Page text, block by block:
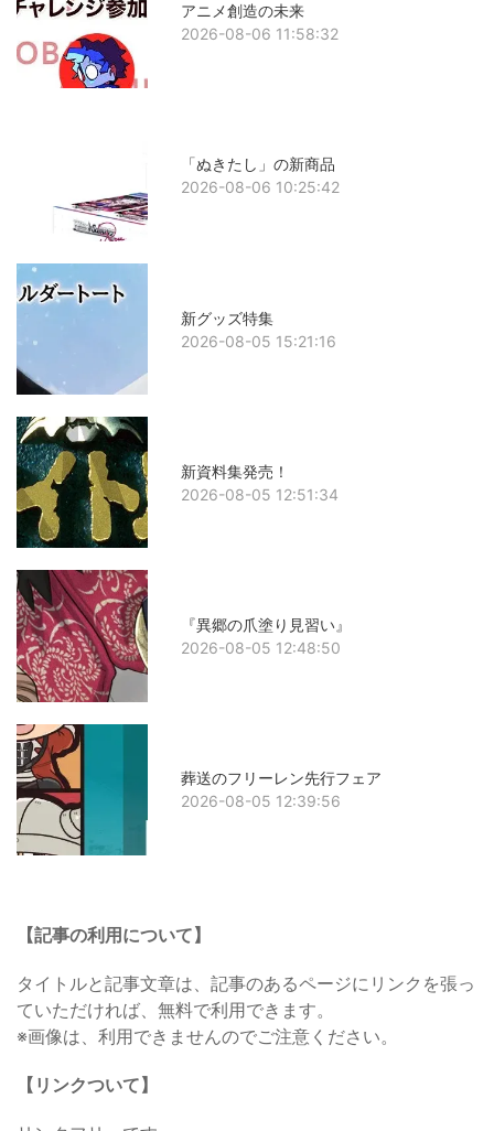
アニメ創造の未来
2026-08-06 11:58:32
「ぬきたし」の新商品
2026-08-06 10:25:42
新グッズ特集
2026-08-05 15:21:16
新資料集発売！
2026-08-05 12:51:34
『異郷の爪塗り見習い』
2026-08-05 12:48:50
葬送のフリーレン先行フェア
2026-08-05 12:39:56
【記事の利用について】
タイトルと記事文章は、記事のあるページにリンクを張っ
ていただければ、無料で利用できます。
※画像は、利用できませんのでご注意ください。
【リンクついて】